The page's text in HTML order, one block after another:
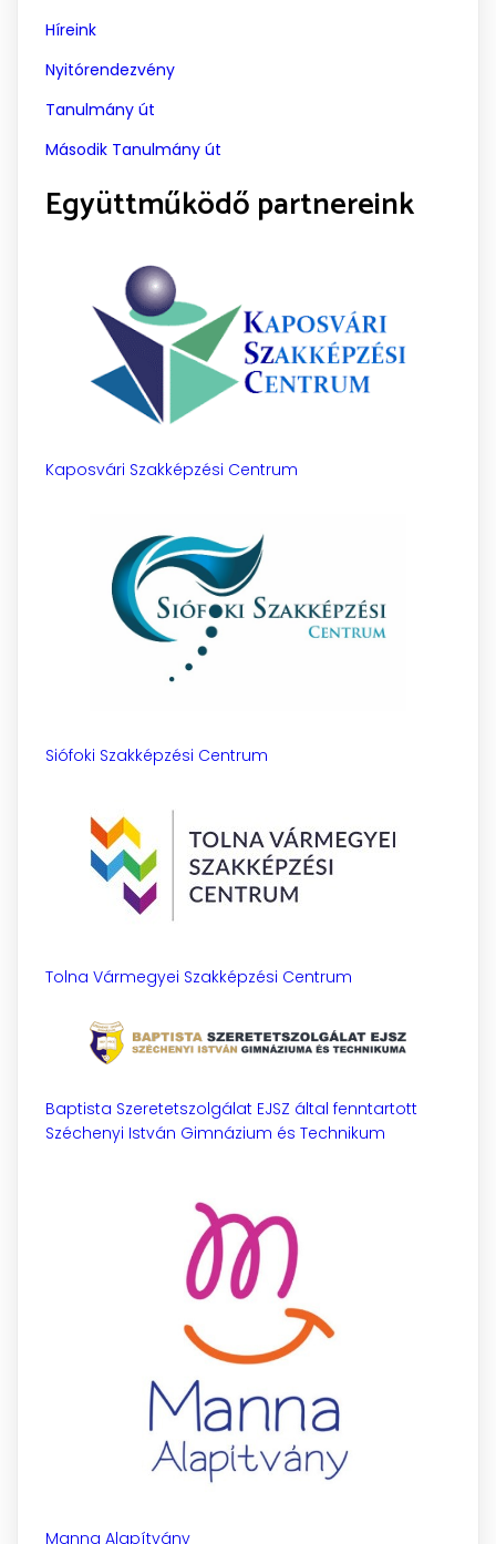
Híreink
Nyitórendezvény
Tanulmány út
Második Tanulmány út
Együttműködő partnereink
Kaposvári Szakképzési Centrum
Siófoki Szakképzési Centrum
Tolna Vármegyei Szakképzési Centrum
Baptista Szeretetszolgálat EJSZ által fenntartott
Széchenyi István Gimnázium és Technikum
Manna Alapítvány